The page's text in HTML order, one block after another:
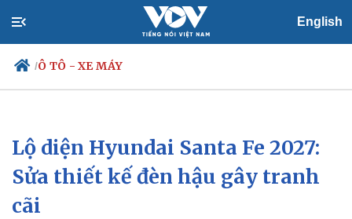
English
/Ô TÔ - XE MÁY
Chính trị
Đảng
Tổ chức nhân sự
Quốc hội
Xã hội
Tin 24h
Dự báo thời tiết
Lộ diện Hyundai Santa Fe 2027:
Sửa thiết kế đèn hậu gây tranh
cãi